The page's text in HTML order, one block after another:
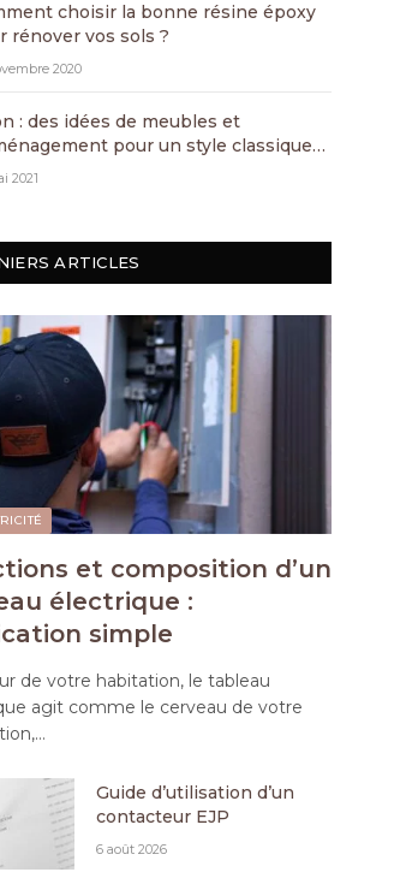
choisir la bonne résine époxy
rénover vos sols ?
2020
: des idées de meubles et
pour un style classique
2021
ARTICLES
et composition d’un
électrique :
simple
de votre habitation, le tableau
agit comme le cerveau de votre
Guide d’utilisation d’un
contacteur EJP
6 août 2026